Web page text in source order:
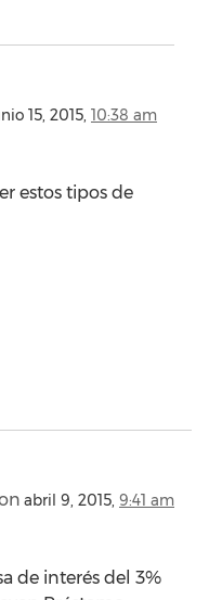
15, 2015, 10:38 am
estos tipos de
abril 9, 2015, 9:41 am
de interés del 3%